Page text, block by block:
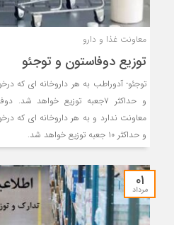
معاونت غذا و دارو
توزیع دوفاستون و توجئو
و حداکثر ۷جعبه توزیع خواهد
و حداکثر ۱۰ جعبه توزیع خواهد شد.
۰۱
مرداد